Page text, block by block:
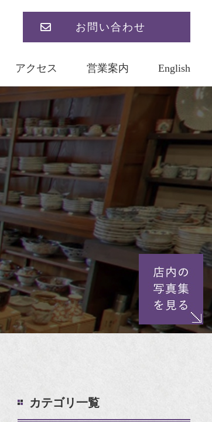
お問い合わせ
アクセス 営業案内 English
カテゴリ一覧